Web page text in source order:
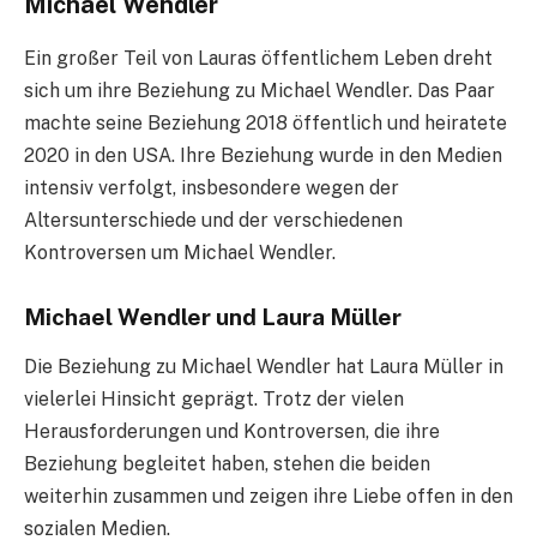
Ein großer Teil von Lauras öffentlichem Leben dreht
sich um ihre Beziehung zu Michael Wendler. Das Paar
machte seine Beziehung 2018 öffentlich und heiratete
2020 in den USA. Ihre Beziehung wurde in den Medien
intensiv verfolgt, insbesondere wegen der
Altersunterschiede und der verschiedenen
Kontroversen um Michael Wendler.
Michael Wendler und Laura Müller
Die Beziehung zu Michael Wendler hat Laura Müller in
vielerlei Hinsicht geprägt. Trotz der vielen
Herausforderungen und Kontroversen, die ihre
Beziehung begleitet haben, stehen die beiden
weiterhin zusammen und zeigen ihre Liebe offen in den
sozialen Medien.